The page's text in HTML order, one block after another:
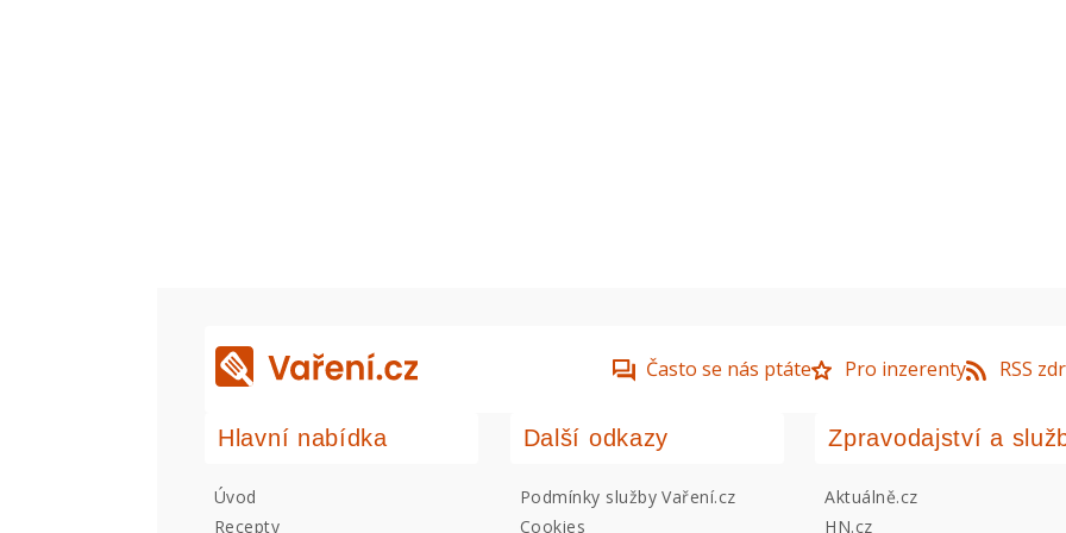
Často se nás ptáte Pro inzerenty RSS
Hlavní nabídka
Úvod
Recepty
Další odkazy
Podmínky služby Vaření.cz
Cookies
Zpravodajství a
Aktuálně.cz
HN.cz